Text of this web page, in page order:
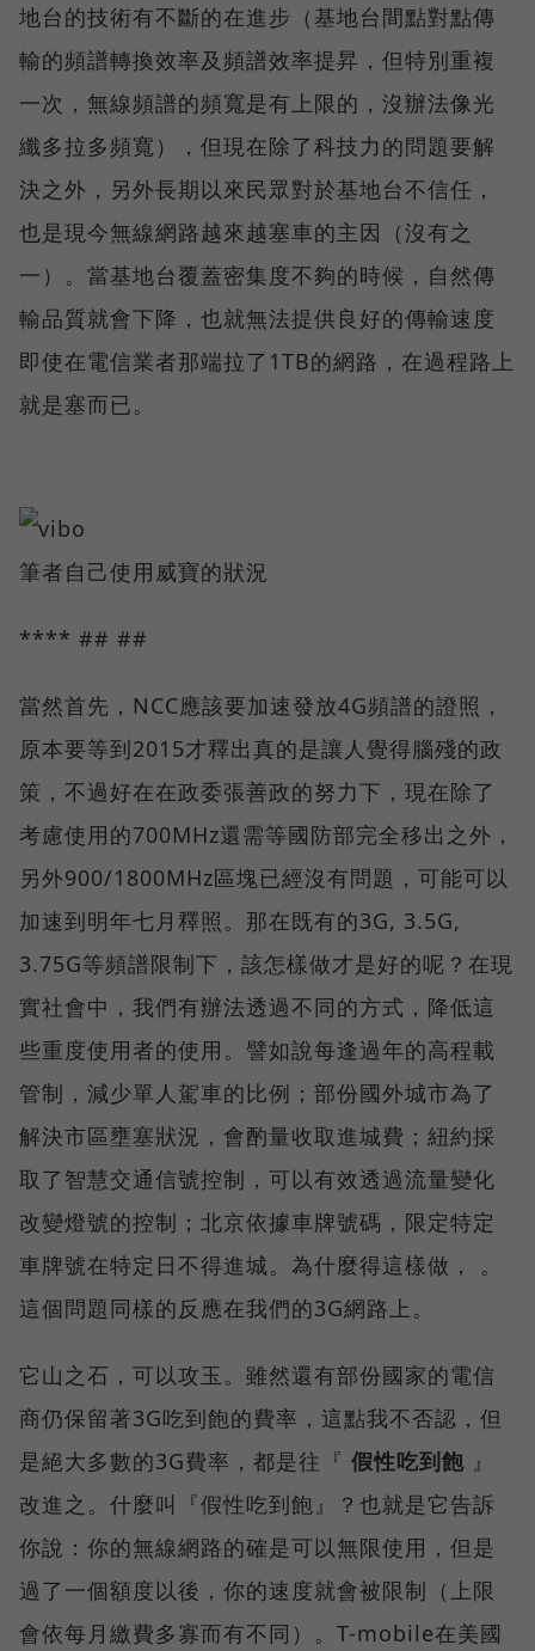
地台的技術有不斷的在進步（基地台間點對點傳
輸的頻譜轉換效率及頻譜效率提昇，但特別重複
一次，無線頻譜的頻寬是有上限的，沒辦法像光
纖多拉多頻寬），但現在除了科技力的問題要解
決之外，另外長期以來民眾對於基地台不信任，
也是現今無線網路越來越塞車的主因（沒有之
一）。當基地台覆蓋密集度不夠的時候，自然傳
輸品質就會下降，也就無法提供良好的傳輸速度
即使在電信業者那端拉了1TB的網路，在過程路上
就是塞而已。
筆者自己使用威寶的狀況
**** ## ##
當然首先，NCC應該要加速發放4G頻譜的證照，
原本要等到2015才釋出真的是讓人覺得腦殘的政
策，不過好在在政委張善政的努力下，現在除了
考慮使用的700MHz還需等國防部完全移出之外，
另外900/1800MHz區塊已經沒有問題，可能可以
加速到明年七月釋照。那在既有的3G, 3.5G,
3.75G等頻譜限制下，該怎樣做才是好的呢？在現
實社會中，我們有辦法透過不同的方式，降低這
些重度使用者的使用。譬如說每逢過年的高程載
管制，減少單人駕車的比例；部份國外城市為了
解決市區壅塞狀況，會酌量收取進城費；紐約採
取了智慧交通信號控制，可以有效透過流量變化
改變燈號的控制；北京依據車牌號碼，限定特定
車牌號在特定日不得進城。為什麼得這樣做， 。
這個問題同樣的反應在我們的3G網路上。
它山之石，可以攻玉。雖然還有部份國家的電信
商仍保留著3G吃到飽的費率，這點我不否認，但
是絕大多數的3G費率，都是往『 假性吃到飽 』
改進之。什麼叫『假性吃到飽』？也就是它告訴
你說：你的無線網路的確是可以無限使用，但是
過了一個額度以後，你的速度就會被限制（上限
會依每月繳費多寡而有不同）。T-mobile在美國